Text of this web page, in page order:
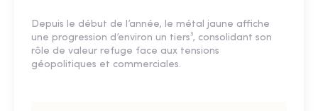
Depuis le début de l’année, le métal jaune affiche
une progression d’environ un tiers³, consolidant son
rôle de valeur refuge face aux tensions
géopolitiques et commerciales.